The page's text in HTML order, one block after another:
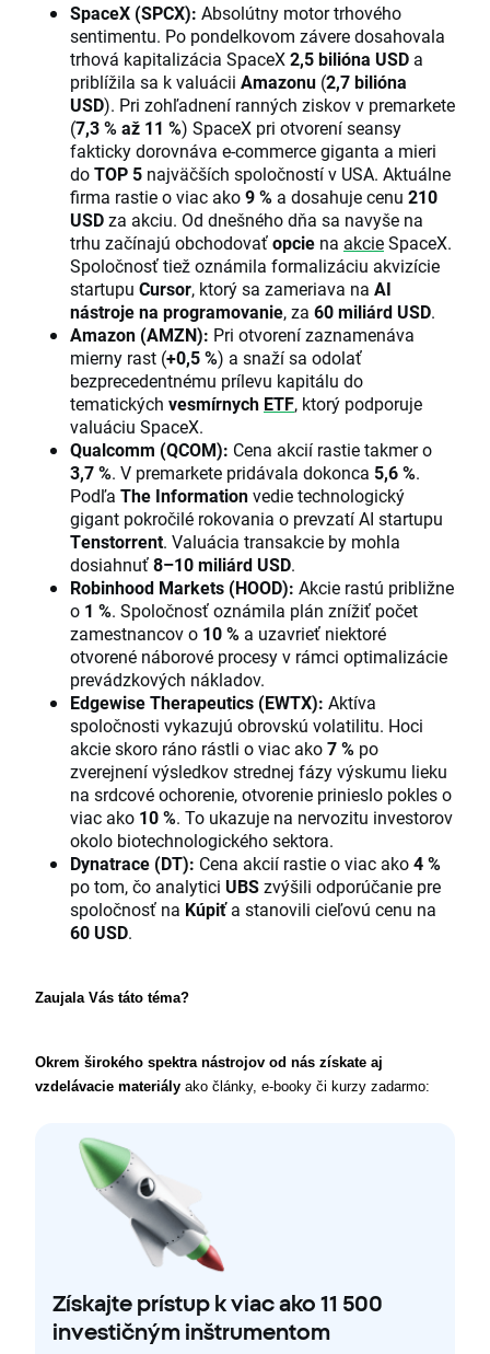
SpaceX (SPCX): Absolútny motor trhového
sentimentu. Po pondelkovom závere dosahovala
trhová kapitalizácia SpaceX2,5 bilióna USD a
priblížila sa k valuácii Amazonu (2,7 bilióna
USD). Pri zohľadnení ranných ziskov v premarkete
(7,3 % až 11 %) SpaceX pri otvorení seansy
fakticky dorovnáva e-commerce giganta a mieri
doTOP 5 najväčších spoločností v USA. Aktuálne
firma rastie o viac ako9 % a dosahuje cenu 210
USDza akciu. Od dnešného dňa sa navyše na
trhu začínajú obchodovaťopcie na akcieSpaceX.
Spoločnosť tiež oznámila formalizáciu akvizície
startupu Cursor, ktorý sa zameriava na AI
nástroje na programovanie, za 60 miliárd USD.
Amazon (AMZN): Pri otvorení zaznamenáva
mierny rast (+0,5 %) a snaží sa odolať
bezprecedentnému prílevu kapitálu do
tematických vesmírnych ETF, ktorý podporuje
valuáciu SpaceX.
Qualcomm (QCOM): Cena akcií rastie takmer o
3,7 %. V premarkete pridávala dokonca 5,6 %.
Podľa The Informationvedie technologický
gigant pokročilé rokovania o prevzatí AI startupu
Tenstorrent. Valuácia transakcie by mohla
dosiahnuť8–10 miliárd USD.
Robinhood Markets (HOOD): Akcie rastú približne
o 1 %. Spoločnosť oznámila plán znížiť počet
zamestnancov o 10 % a uzavrieť niektoré
otvorené náborové procesy v rámci optimalizácie
prevádzkových nákladov.
Edgewise Therapeutics (EWTX): Aktíva
spoločnosti vykazujú obrovskú volatilitu. Hoci
akcie skoro ráno rástli o viac ako7 % po
zverejnení výsledkov strednej fázy výskumu lieku
na srdcové ochorenie, otvorenie prinieslo pokles o
viac ako 10 %. To ukazuje na nervozitu investorov
okolo biotechnologického sektora.
Dynatrace (DT): Cena akcií rastie o viac ako4 %
po tom, čo analytici UBSzvýšili odporúčanie pre
spoločnosť na Kúpiťa stanovili cieľovú cenu na
60 USD.
Zaujala Vás táto téma?
Okrem širokého spektra nástrojov od nás získate aj
vzdelávacie materiály ako články, e-booky či kurzy zadarmo:
Získajte prístup k viac ako 11 500
investičným inštrumentom